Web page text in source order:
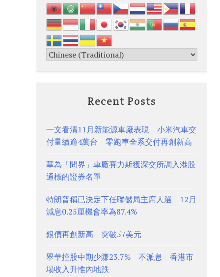
Recent Posts
一文看清11月新能源車廠表現 小米汽車交
付量續逾4萬台 零跑車全系交付再創新高
華為「問界」車廠賽力斯獲深交所調入港股
通標的證券名單
特朗普稱已決定下任聯儲局主席人選 12月
減息0.25厘機會率為87.4%
銀價再創新高 突破57美元
翠華控股中期少賺23.7% 不派息 香港市
場收入升惟內地跌